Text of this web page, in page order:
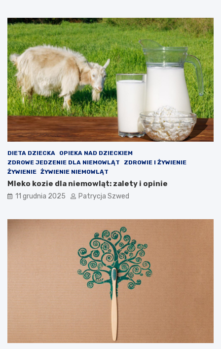
k
o
r
z
y
ś
c
i
z
a
j
ę
c
i
a
p
o
z
a
l
e
k
c
y
j
n
?
DIETA DZIECKA
OPIEKA NAD DZIECKIEM
ZDROWE JEDZENIE DLA NIEMOWLĄT
ZDROWIE I ŻYWIENIE
ŻYWIENIE ŻYWIENIE NIEMOWLĄT
Mleko kozie dla niemowląt: zalety i opinie
11 grudnia 2025 Patrycja Szwed